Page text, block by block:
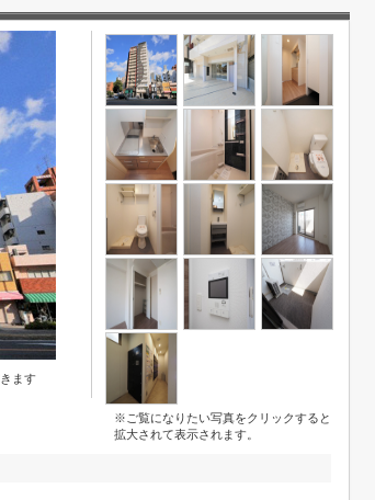
ます
※ご覧になりたい写真をクリックすると
拡大されて表示されます。